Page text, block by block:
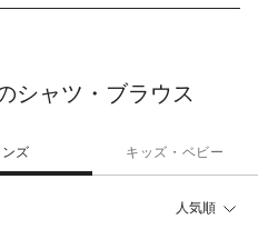
シャツ・ブラウス
ンズ キッズ・ベビー
人気順